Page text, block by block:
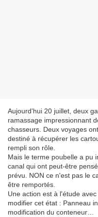
Aujourd'hui 20 juillet, deux
ramassage impressionnant
chasseurs. Deux voyages
destiné à récupérer les
rempli son rôle.
Mais le terme poubelle a pu
canal qui ont peut-être
prévu. NON ce n'est pas le
être remportés.
Une action est à l'étude
modifier cet état : Panneau
modification du conteneur…